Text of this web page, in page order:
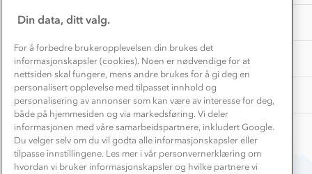
OM OSS
TIPS OG RÅD
Turmat oppskrifter
Beredskap
AKTIVITETER
Leirskole 🥾
Barnehageansatt
Tips til hyttetur
Din data, ditt valg.
For å forbedre brukeropplevelsen din brukes det
informasjonskapsler (cookies). Noen er nødvendige for at
nettsiden skal fungere, mens andre brukes for å gi deg en
personalisert opplevelse med tilpasset innhold og
personalisering av annonser som kan være av interesse for deg,
både på hjemmesiden og via markedsføring. Vi deler
informasjonen med våre samarbeidspartnere, inkludert Google.
Du velger selv om du vil godta alle informasjonskapsler eller
tilpasse innstillingene. Les mer i vår personvernerklæring om
hvordan vi bruker informasjonskapsler og hvilke partnere vi